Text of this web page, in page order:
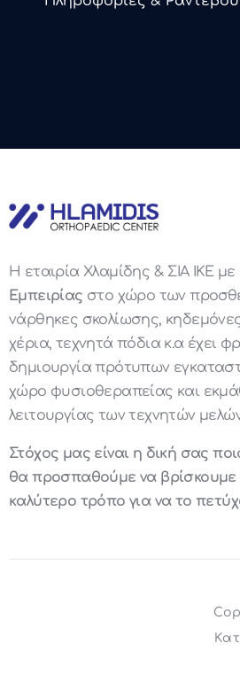
Η εταιρία Χλαμίδης & ΣΙΑ ΙΚΕ με
Εμπειρίας στο χώρο των
νάρθηκες σκολίωσης,
χέρια, τεχνητά πόδια κ.α έχει
δημιουργία πρότυπων
χώρο φυσιοθεραπείας και
λειτουργίας των τεχνητών
Στόχος μας είναι η δική σας
θα προσπαθούμε να βρίσκουμε
καλύτερο τρόπο για να το